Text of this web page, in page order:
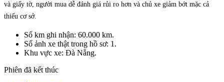
và giấy tờ, người mua dễ đánh giá rủi ro hơn và chủ xe giảm bớt mặc cả
thiếu cơ sở.
Số km ghi nhận: 60.000 km.
Số ảnh xe thật trong hồ sơ: 1.
Khu vực xe: Đà Nẵng.
Phiên đã kết thúc